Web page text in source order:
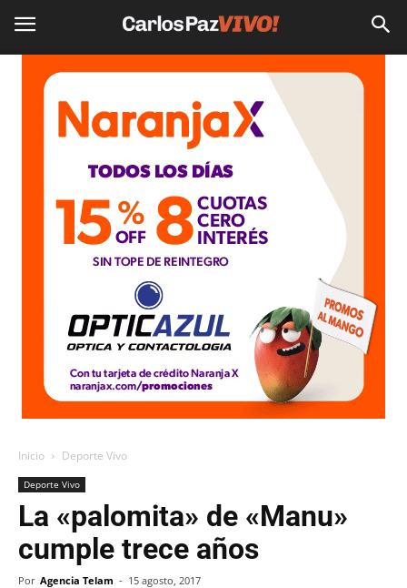
Inicio Deporte Vivo
Deporte Vivo
La «palomita» de «Manu»
cumple trece años
Por Agencia Telam - 15 agosto, 2017